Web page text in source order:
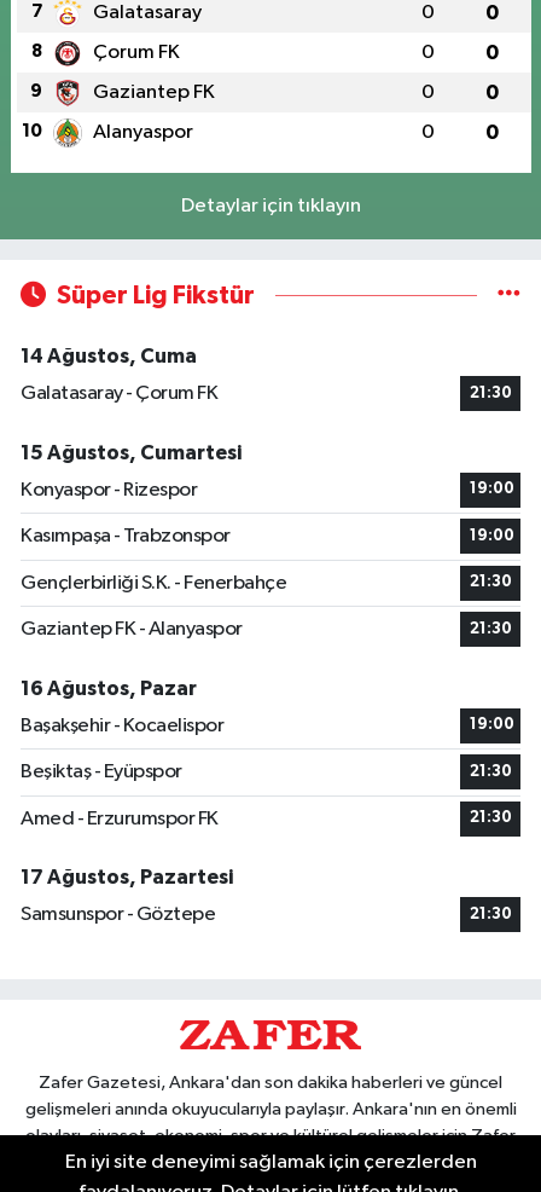
7 Galatasaray 0 0
8 Çorum FK 0 0
9 Gaziantep FK 0 0
10 Alanyaspor 0 0
Detaylar için tıklayın
Süper Lig Fikstür
14 Ağustos, Cuma
Galatasaray - Çorum FK
21:30
15 Ağustos, Cumartesi
Konyaspor - Rizespor
19:00
Kasımpaşa - Trabzonspor 19:00
Gençlerbirliği S.K. - Fenerbahçe 21:30
Gaziantep FK - Alanyaspor 21:30
16 Ağustos, Pazar
Başakşehir - Kocaelispor
19:00
Beşiktaş - Eyüpspor 21:30
Amed - Erzurumspor FK 21:30
17 Ağustos, Pazartesi
Samsunspor - Göztepe
21:30
Zafer Gazetesi, Ankara'dan son dakika haberleri ve güncel
gelişmeleri anında okuyucularıyla paylaşır. Ankara'nın en önemli
olayları, siyaset, ekonomi, spor ve kültürel gelişmeler için Zafer
Gazetesi'ni takip edin. Başkentin güvendiği haber kaynağı.
En iyi site deneyimi sağlamak için çerezlerden